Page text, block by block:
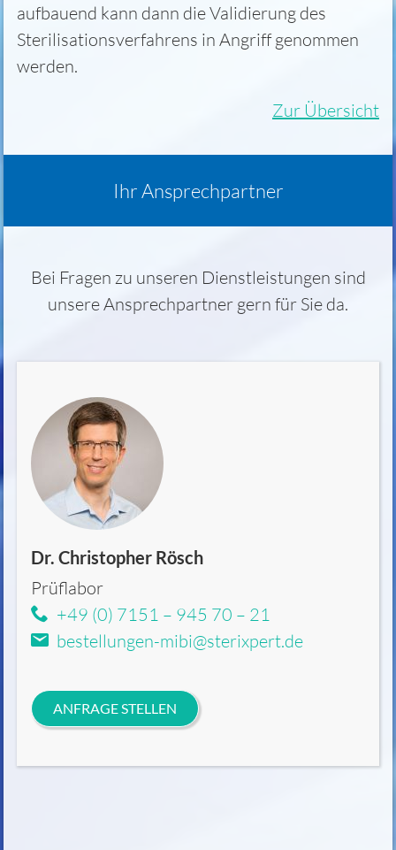
aufbauend kann dann die Validierung des
Sterilisationsverfahrens in Angriff genommen
werden.
Zur Übersicht
Ihr Ansprechpartner
Bei Fragen zu unseren Dienstleistungen sind
unsere Ansprechpartner gern für Sie da.
Dr. Christopher Rösch
Prüflabor
+49 (0) 7151 – 945 70 – 21
bestellungen-mibi@sterixpert.de
ANFRAGE STELLEN